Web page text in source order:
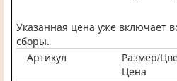
Указанная цена уже включает
сборы.
Артикул
Размер/
Цена